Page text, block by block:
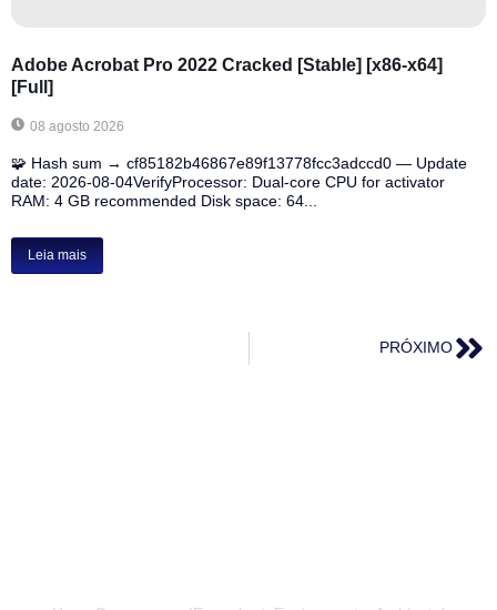
Adobe Acrobat Pro 2022 Cracked [Stable] [x86-x64]
[Full]
08 agosto 2026
🧩 Hash sum → cf85182b46867e89f13778fcc3adccd0 — Update
date: 2026-08-04VerifyProcessor: Dual-core CPU for activator
RAM: 4 GB recommended Disk space: 64...
Leia mais
PRÓXIMO